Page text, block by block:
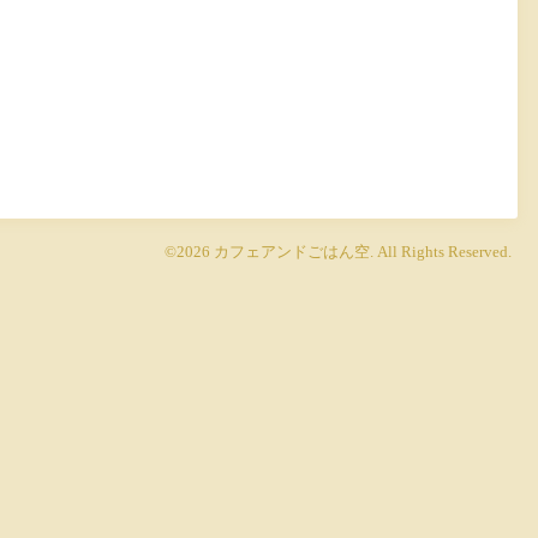
©2026 カフェアンドごはん空. All Rights Reserved.